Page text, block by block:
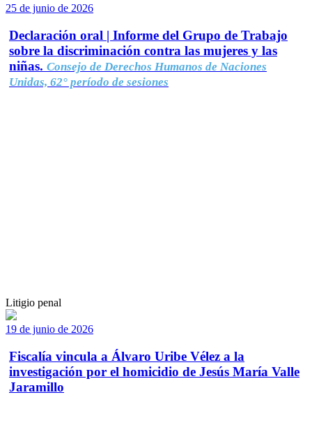
25 de junio de 2026
Declaración oral | Informe del Grupo de Trabajo
sobre la discriminación contra las mujeres y las
niñas. Consejo de Derechos Humanos de Naciones
Unidas, 62° período de sesiones
Litigio penal
19 de junio de 2026
Fiscalía vincula a Álvaro Uribe Vélez a la
investigación por el homicidio de Jesús María Valle
Jaramillo